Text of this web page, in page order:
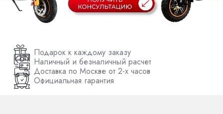
Подарок к каждому заказу
Наличный и безналичный расчет
Доставка по Москве от 2-х часов
Официальная гарантия